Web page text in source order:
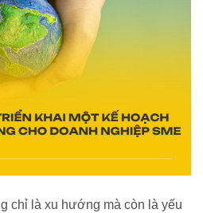
chỉ là xu hướng mà còn là yếu